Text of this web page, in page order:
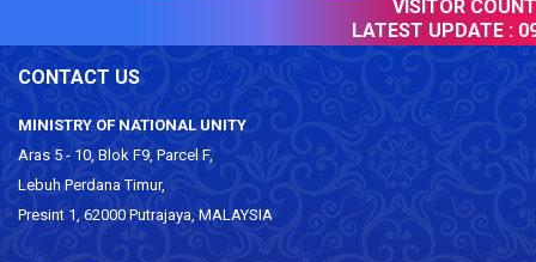
VISITOR
LATEST UPDATE : 09
CONTACT US
MINISTRY OF NATIONAL UNITY
Aras 5 - 10, Blok F9, Parcel F,
Lebuh Perdana Timur,
Presint 1, 62000 Putrajaya, MALAYSIA